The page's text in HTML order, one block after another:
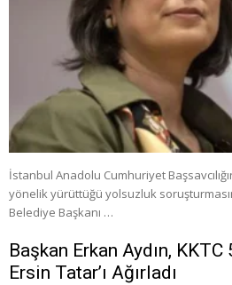
İstanbul Anadolu Cumhuriyet
yönelik yürüttüğü yolsuzluk
Belediye Başkanı …
Başkan Erkan Aydın, KKTC
Ersin Tatar’ı Ağırladı